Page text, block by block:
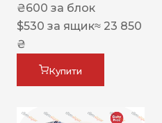
₴600 за блок
$530 за ящик≈ 23 850
₴
Купити